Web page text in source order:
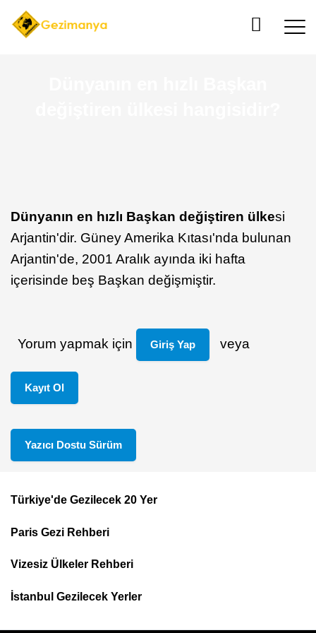
Dünyanın en hızlı Başkan değiştiren ülkesi
Arjantin'dir. Güney Amerika Kıtası'nda bulunan
Arjantin'de, 2001 Aralık ayında iki hafta
içerisinde beş Başkan değişmiştir.
Yorum yapmak için Giriş Yap veya
Kayıt Ol
Yazıcı Dostu Sürüm
Footer
Top
Menu
Türkiye'de Gezilecek 20 Yer
Paris Gezi Rehberi
Vizesiz Ülkeler Rehberi
İstanbul Gezilecek Yerler